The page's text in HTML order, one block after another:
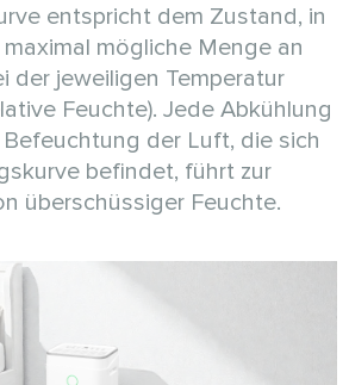
entspricht dem Zustand, in
mögliche Menge an
der jeweiligen Temperatur
Feuchte). Jede Abkühlung
der Luft, die sich
befindet, führt zur
überschüssiger Feuchte.